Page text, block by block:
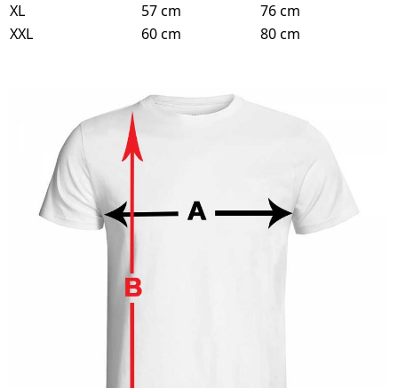
XL
57 cm
76 cm
XXL
60 cm 80 cm